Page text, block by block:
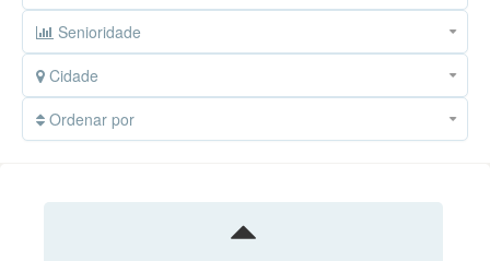
Senioridade
Cidade
Ordenar por